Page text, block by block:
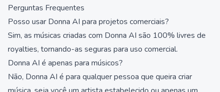
Perguntas Frequentes
Posso usar Donna AI para projetos comerciais?
Sim, as músicas criadas com Donna AI são 100% livres de
royalties, tornando-as seguras para uso comercial.
Donna AI é apenas para músicos?
Não, Donna AI é para qualquer pessoa que queira criar